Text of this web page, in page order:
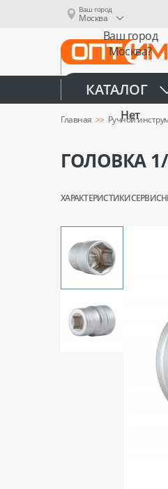
Ваш город
Москва
Ваш город
Москва?
Да
Нет
КАТАЛОГ
Главная Ручной
ГОЛОВКА
ХАРАКТЕРИСТИКИ